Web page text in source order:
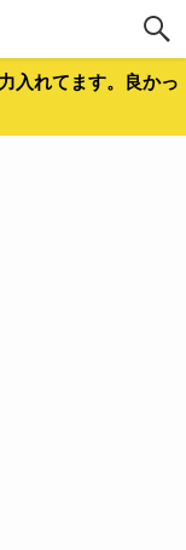
入れてます。良かっ